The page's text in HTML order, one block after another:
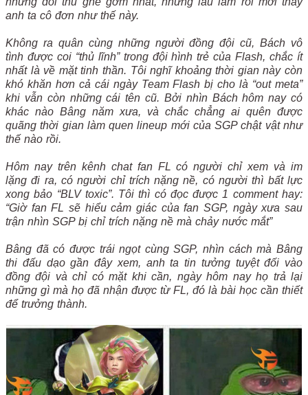
anh ta cô đơn như thế này.
Không ra quân cùng những người đồng đội cũ, Bách vô
tình được coi “thủ lĩnh” trong đội hình trẻ của Flash, chắc ít
nhất là về mặt tinh thần. Tôi nghĩ khoảng thời gian này còn
khó khăn hơn cả cái ngày Team Flash bị cho là “out meta”
khi vẫn còn những cái tên cũ. Bởi nhìn Bách hôm nay có
khác nào Bâng năm xưa, và chắc chẳng ai quên được
quãng thời gian làm quen lineup mới của SGP chật vật như
thế nào rồi.
Hôm nay trên kênh chat fan FL có người chỉ xem và im
lặng đi ra, có người chỉ trích nặng nề, có người thì bất lực
xong bảo “BLV toxic”. Tôi thì có đọc được 1 comment hay:
“Giờ fan FL sẽ hiểu cảm giác của fan SGP, ngày xưa sau
trận nhìn SGP bị chỉ trích nặng nề mà chảy nước mắt”
Bâng đã có được trái ngọt cùng SGP, nhìn cách mà Bâng
thi đấu dạo gần đây xem, anh ta tin tưởng tuyệt đối vào
đồng đội và chỉ có mặt khi cần, ngày hôm nay họ trả lại
những gì mà họ đã nhận được từ FL, đó là bài học cần thiết
để trưởng thành.